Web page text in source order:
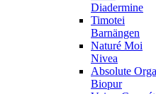
Diadermine
Timotei
Barnängen
Naturé Moi
Nivea
Absolute
Biopur